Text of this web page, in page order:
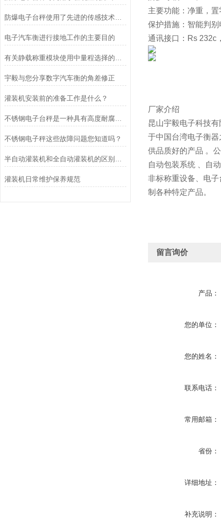
防爆电子台秤使用了先进的传感技术和数据处理算法
电子汽车衡进行接地工作的主要目的
宇毅与您分享数字汽车衡的角差修正
灌装机安装前的准备工作是什么？
不锈钢电子台秤是一种具有高度耐腐蚀性和精确称重能力的设备
不锈钢电子秤这些故障问题您知道吗？
灌装机日常维护保养规范
主要功能：净重，
保护措施：智能判
通讯接口：Rs 232c
厂家介绍
昆山宇毅电子科技
于中国台湾电子衡
供品质好的产品 。
自动包装系统 、自
非标称重设备、电
制各种特定产品。
留言询价
产品：
您的单位：
您的姓名：
联系电话：
常用邮箱：
省份：
详细地址：
补充说明：